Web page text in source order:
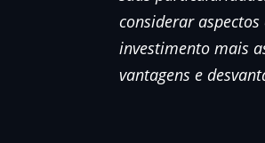
considerar
investimento mais
vantagens e